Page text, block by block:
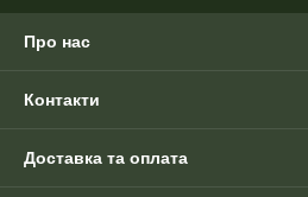
Про нас
Контакти
Доставка та оплата